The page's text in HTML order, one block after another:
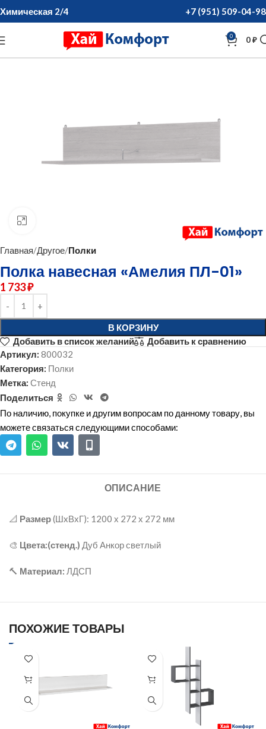
Химическая 2/4 +7 (951) 509-04-98
0 0₽
Главная Другое Полки
Полка навесная «Амелия ПЛ-01»
1 733₽
В КОРЗИНУ
Добавить в список желаний
Добавить к сравнению
Артикул: 800032
Категория: Полки
Метка: Стенд
Поделиться
По наличию, покупке и другим вопросам по данному товару, вы
можете связаться следующими способами:
ОПИСАНИЕ
📐 Размер(ШxВхГ): 1200 х 272 х 272 мм
🎨 Цвета:(стенд.) Дуб Анкор светлый
🔨 Материал: ЛДСП
ПОХОЖИЕ ТОВАРЫ